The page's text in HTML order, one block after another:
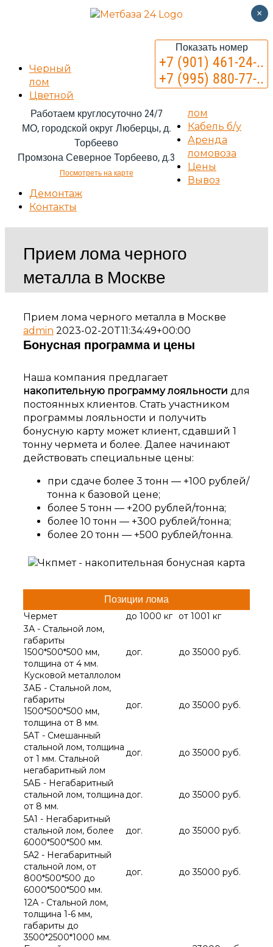
Показать номер
+7 (901) 461-24-..
+7 (995) 880-77-..
Работаем круглосуточно 24/7
МО, городской округ Люберцы, д.
Торбеево
Промзона Северное Торбеево, д.3
Посмотреть на карте
Черный
лом
Цветной
лом
Кабель б/у
Аренда
ломовоза
Цены
Вывоз
Демонтаж
Контакты
Прием лома черного
металла в Москве
Прием лома черного металла в Москве
admin 2023-02-20T11:34:49+00:00
Бонусная программа и цены
Наша компания предлагает
накопительную программу лояльности для
постоянных клиентов. Стать участником
программы лояльности и получить
бонусную карту может клиент, сдавший 1
тонну чермета и более. Далее начинают
действовать специальные цены:
при сдаче более 3 тонн — +100 рублей/
тонна к базовой цене;
более 5 тонн — +200 рублей/тонна;
более 10 тонн — +300 рублей/тонна;
более 20 тонн — +500 рублей/тонна.
Позиции лома
Чермет до 1000 кг
от 1001 кг
3А - Стальной лом,
габариты
1500*500*500 мм,
толщина от 4 мм.
Кусковой металлолом
дог. до 35000 руб.
3АБ - Стальной лом,
габариты
1500*500*500 мм,
толщина от 8 мм.
дог. до 35000 руб.
5АТ - Смешанный
стальной лом, толщина
от 1 мм. Стальной
негабаритный лом
дог. до 35000 руб.
5АБ - Негабаритный
стальной лом, толщина
от 8 мм.
дог. до 35000 руб.
5А1 - Негабаритный
стальной лом, более
6000*500*500 мм.
дог. до 35000 руб.
5А2 - Негабаритный
стальной лом, от
800*500*500 до
6000*500*500 мм.
дог. до 35000 руб.
12А - Стальной лом,
толщина 1-6 мм,
габариты до
3500*2500*1000 мм.
×